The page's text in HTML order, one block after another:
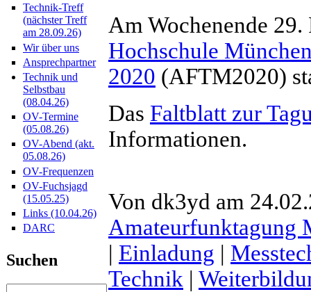
Technik-Treff
(nächster Treff
am 28.09.26)
Wir über uns
Ansprechpartner
Technik und
Selbstbau
(08.04.26)
OV-Termine
(05.08.26)
OV-Abend (akt.
05.08.26)
OV-Frequenzen
OV-Fuchsjagd
(15.05.25)
Links (10.04.26)
DARC
Suchen
Am Wochenende
Hochschule
2020 (AFTM2020)
Das Faltblatt zur
Informationen.
Von dk3yd am
Amateurfunktagung
| Einladung |
Technik |